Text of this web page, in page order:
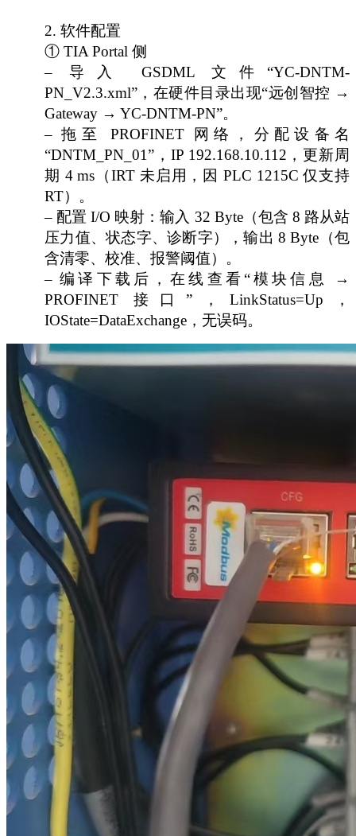
2. 软件配置
① TIA Portal 侧
– 导入 GSDML 文件“YC-DNTM-
PN_V2.3.xml”，在硬件目录出现“远创智控 →
Gateway → YC-DNTM-PN”。
– 拖至 PROFINET 网络，分配设备名
“DNTM_PN_01”，IP 192.168.10.112，更新周
期 4 ms（IRT 未启用，因 PLC 1215C 仅支持
RT）。
– 配置 I/O 映射：输入 32 Byte（包含 8 路从站
压力值、状态字、诊断字），输出 8 Byte（包
含清零、校准、报警阈值）。
– 编译下载后，在线查看“模块信息 →
PROFINET 接口”，LinkStatus=Up，
IOState=DataExchange，无误码。